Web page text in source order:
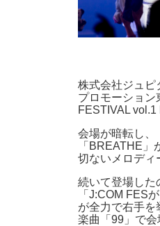
株式会社ジュピ
プロモーション
FESTIVAL
会場が暗転し、
「BREATHE
切ないメロディ
続いて登場した
「J:COM FES
が全力で右手
楽曲「99」で会